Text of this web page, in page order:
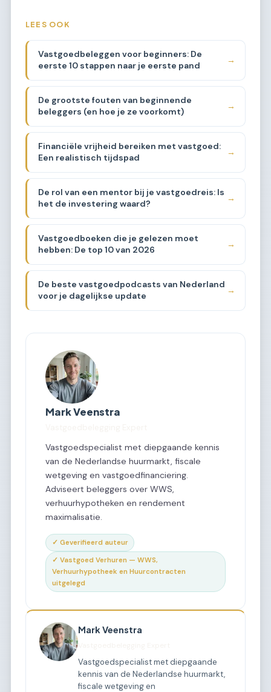
LEES OOK
Vastgoedbeleggen voor beginners: De
eerste 10 stappen naar je eerste pand
→
De grootste fouten van beginnende
beleggers (en hoe je ze voorkomt)
→
Financiële vrijheid bereiken met vastgoed:
Een realistisch tijdspad
→
De rol van een mentor bij je vastgoedreis: Is
het de investering waard?
→
Vastgoedboeken die je gelezen moet
hebben: De top 10 van 2026
→
De beste vastgoedpodcasts van Nederland
voor je dagelijkse update
→
Mark Veenstra
Vastgoedspecialist met diepgaande kennis
van de Nederlandse huurmarkt, fiscale
wetgeving en vastgoedfinanciering.
Adviseert beleggers over WWS,
verhuurhypotheken en rendement
maximalisatie.
✓ Geverifieerd auteur
✓ Vastgoed Verhuren — WWS,
Verhuurhypotheek en Huurcontracten
uitgelegd
Mark Veenstra
Vastgoedspecialist met diepgaande
kennis van de Nederlandse huurmarkt,
fiscale wetgeving en